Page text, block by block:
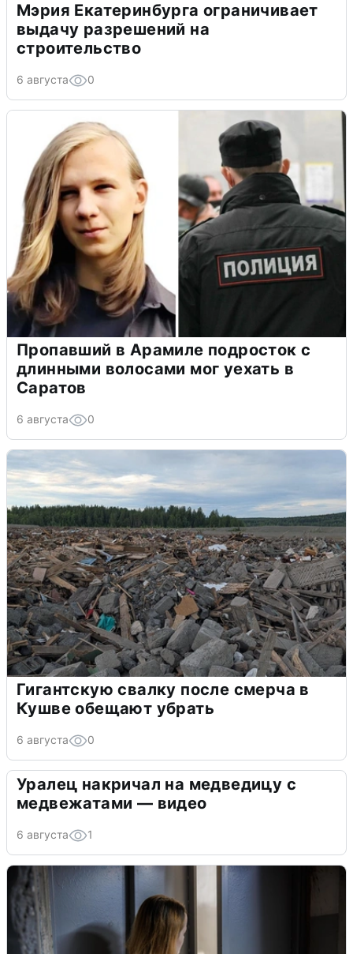
Мэрия Екатеринбурга ограничивает
выдачу разрешений на
строительство
6 августа 0
Пропавший в Арамиле подросток с
длинными волосами мог уехать в
Саратов
6 августа 0
Гигантскую свалку после смерча в
Кушве обещают убрать
6 августа 0
Уралец накричал на медведицу с
медвежатами — видео
6 августа 1